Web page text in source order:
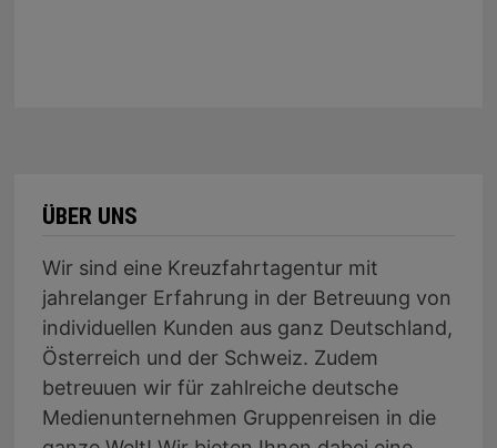
ÜBER UNS
Wir sind eine Kreuzfahrtagentur mit
jahrelanger Erfahrung in der Betreuung von
individuellen Kunden aus ganz Deutschland,
Österreich und der Schweiz. Zudem
betreuuen wir für zahlreiche deutsche
Medienunternehmen Gruppenreisen in die